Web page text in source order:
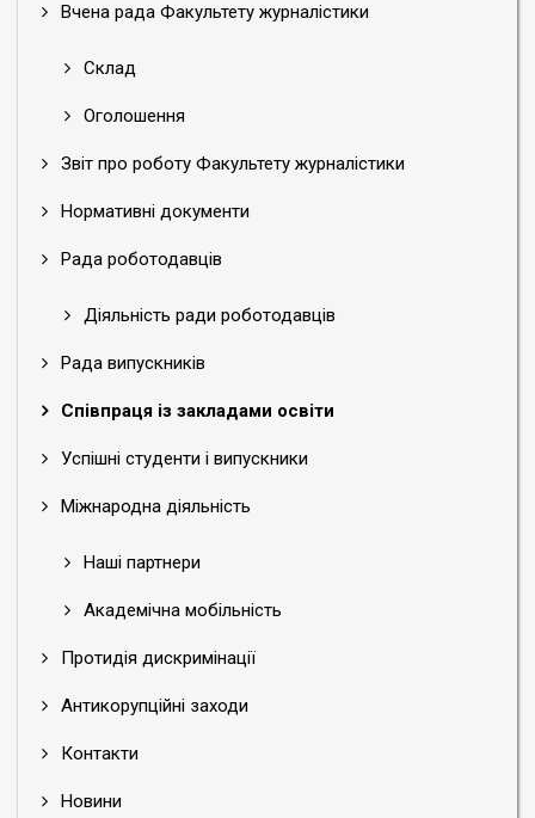
Вчена рада Факультету журналістики
Склад
Оголошення
Звіт про роботу Факультету журналістики
Нормативні документи
Рада роботодавців
Діяльність ради роботодавців
Рада випускників
Співпраця із закладами освіти
Успішні студенти і випускники
Міжнародна діяльність
Наші партнери
Академічна мобільність
Протидія дискримінації
Антикорупційні заходи
Контакти
Новини